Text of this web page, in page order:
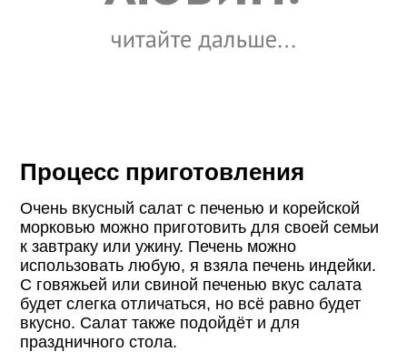
Процесс приготовления
Очень вкусный салат с печенью и корейской
морковью можно приготовить для своей семьи
к завтраку или ужину. Печень можно
использовать любую, я взяла печень индейки.
С говяжьей или свиной печенью вкус салата
будет слегка отличаться, но всё равно будет
вкусно. Салат также подойдёт и для
праздничного стола.